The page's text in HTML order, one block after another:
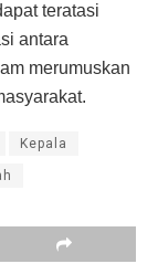
teratasi
antara
merumuskan
Kepala